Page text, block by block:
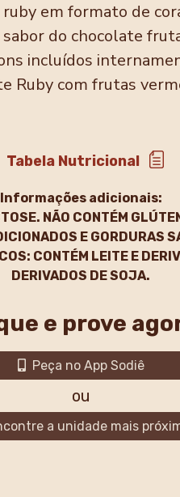
em formato de
do chocolate
incluídos
Ruby com frutas
Tabela Nutricional
Informações adicionais:
NÃO CONTÉM
E GORDURAS
CONTÉM LEITE E
DERIVADOS DE SOJA.
e prove
Peça no App Sodiê
ou
a unidade mais